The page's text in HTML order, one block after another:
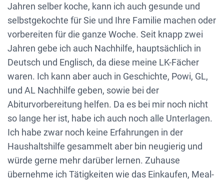
Jahren selber koche, kann ich auch gesunde und
selbstgekochte für Sie und Ihre Familie machen oder
vorbereiten für die ganze Woche. Seit knapp zwei
Jahren gebe ich auch Nachhilfe, hauptsächlich in
Deutsch und Englisch, da diese meine LK-Fächer
waren. Ich kann aber auch in Geschichte, Powi, GL,
und AL Nachhilfe geben, sowie bei der
Abiturvorbereitung helfen. Da es bei mir noch nicht
so lange her ist, habe ich auch noch alle Unterlagen.
Ich habe zwar noch keine Erfahrungen in der
Haushaltshilfe gesammelt aber bin neugierig und
würde gerne mehr darüber lernen. Zuhause
übernehme ich Tätigkeiten wie das Einkaufen, Meal-